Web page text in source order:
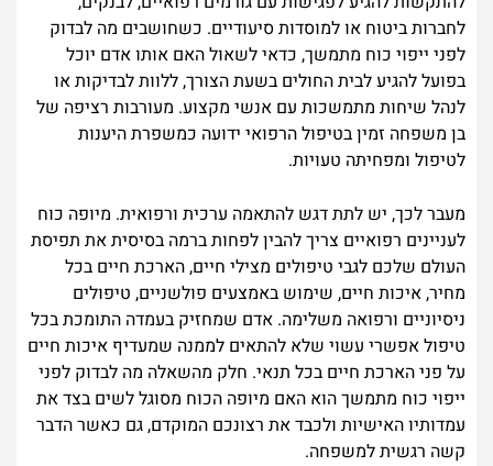
לחברות ביטוח או למוסדות סיעודיים. כשחושבים מה לבדוק
לפני ייפוי כוח מתמשך, כדאי לשאול האם אותו אדם יוכל
בפועל להגיע לבית החולים בשעת הצורך, ללוות לבדיקות או
לנהל שיחות מתמשכות עם אנשי מקצוע. מעורבות רציפה של
בן משפחה זמין בטיפול הרפואי ידועה כמשפרת היענות
לטיפול ומפחיתה טעויות.
מעבר לכך, יש לתת דגש להתאמה ערכית ורפואית. מיופה כוח
לעניינים רפואיים צריך להבין לפחות ברמה בסיסית את תפיסת
העולם שלכם לגבי טיפולים מצילי חיים, הארכת חיים בכל
מחיר, איכות חיים, שימוש באמצעים פולשניים, טיפולים
ניסיוניים ורפואה משלימה. אדם שמחזיק בעמדה התומכת בכל
טיפול אפשרי עשוי שלא להתאים לממנה שמעדיף איכות חיים
על פני הארכת חיים בכל תנאי. חלק מהשאלה מה לבדוק לפני
ייפוי כוח מתמשך הוא האם מיופה הכוח מסוגל לשים בצד את
עמדותיו האישיות ולכבד את רצונכם המוקדם, גם כאשר הדבר
קשה רגשית למשפחה.